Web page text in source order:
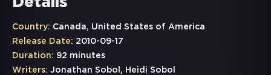
Details
Country: Canada, United States of America
Release Date: 2010-09-17
Duration: 92 minutes
Writers: Jonathan Sobol, Heidi Sobol